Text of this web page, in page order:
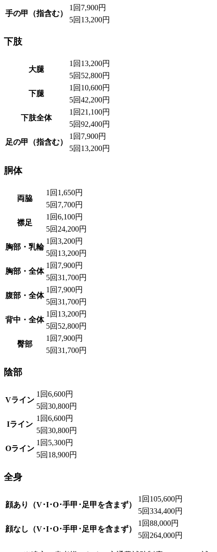
手の甲（指含む）
1回 7,900円
5回 13,200円
下肢
大腿
1回 13,200円
5回 52,800円
下腿
1回 10,600円
5回42,200円
下肢全体
1回 21,100円
5回92,400円
足の甲（指含む）
1回 7,900円
5回 13,200円
胴体
両脇
1回 1,650円
5回 7,700円
襟足
1回6,100円
5回 24,200円
胸部・乳輪
1回3,200円
5回 13,200円
胸部・全体
1回 7,900円
5回31,700円
腹部・全体
1回 7,900円
5回31,700円
背中・全体
1回 13,200円
5回 52,800円
臀部
1回 7,900円
5回31,700円
陰部
Vライン
1回6,600円
5回30,800円
Iライン
1回6,600円
5回30,800円
Oライン
1回 5,300円
5回 18,900円
全身
顔あり（V･I･O･手甲･足甲を含まず）
1回 105,600円
5回334,400円
顔なし（V･I･O･手甲･足甲を含まず）
1回88,000円
5回 264,000円